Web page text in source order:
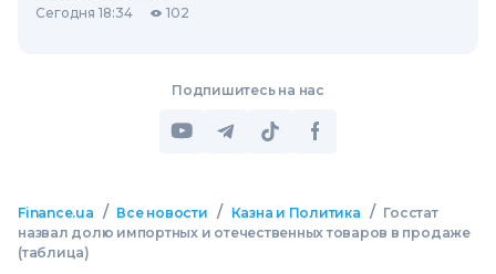
Сегодня 18:34 102
Подпишитесь на нас
Finance.ua / Все новости / Казна и Политика / Госстат
назвал долю импортных и отечественных товаров в продаже
(таблица)